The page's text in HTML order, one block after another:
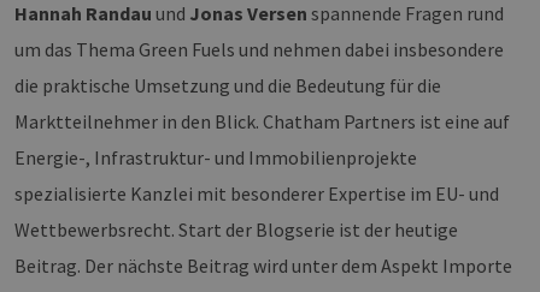
Hannah Randau und Jonas Versen spannende Fragen rund
um das Thema Green Fuels und nehmen dabei insbesondere
die praktische Umsetzung und die Bedeutung für die
Marktteilnehmer in den Blick. Chatham Partners ist eine auf
Energie-, Infrastruktur- und Immobilienprojekte
spezialisierte Kanzlei mit besonderer Expertise im EU- und
Wettbewerbsrecht. Start der Blogserie ist der heutige
Beitrag. Der nächste Beitrag wird unter dem Aspekt Importe